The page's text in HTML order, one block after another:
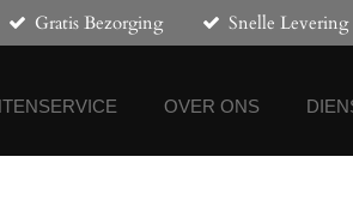
Gratis Bezorging Snelle Levering
OVER ONS